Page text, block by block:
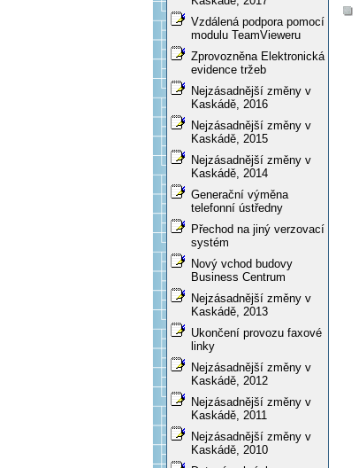
Vzdálená podpora pomocí
modulu TeamVieweru
Zprovozněna Elektronická
evidence tržeb
Nejzásadnější změny v
Kaskádě, 2016
Nejzásadnější změny v
Kaskádě, 2015
Nejzásadnější změny v
Kaskádě, 2014
Generační výměna
telefonní ústředny
Přechod na jiný verzovací
systém
Nový vchod budovy
Business Centrum
Nejzásadnější změny v
Kaskádě, 2013
Ukončení provozu faxové
linky
Nejzásadnější změny v
Kaskádě, 2012
Nejzásadnější změny v
Kaskádě, 2011
Nejzásadnější změny v
Kaskádě, 2010